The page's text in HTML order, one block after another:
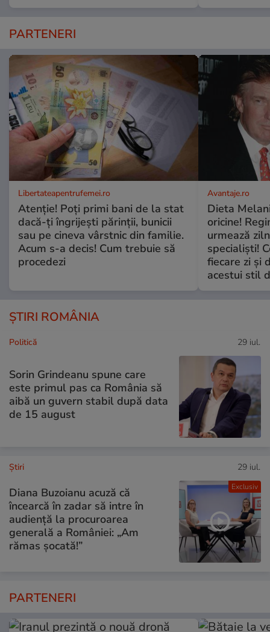
PARTENERI
Libertateapentrufemei.ro
Atenție! Poți primi bani de la stat
dacă-ți îngrijești părinții, bunicii
sau pe cineva vârstnic din familie.
Acum s-a decis! Cum trebuie să
procedezi
Avantaje.ro
Dieta
oricine!
urmează
specialiști!
fiecare zi și
acestui stil
ȘTIRI ROMÂNIA
Politică 29 iul.
Sorin Grindeanu spune care
este primul pas ca România să
aibă un guvern stabil după data
de 15 august
Exclusiv
Ştiri 29 iul.
Diana Buzoianu acuză că
încearcă în zadar să intre în
audiență la procuroarea
generală a României: „Am
rămas șocată!”
PARTENERI